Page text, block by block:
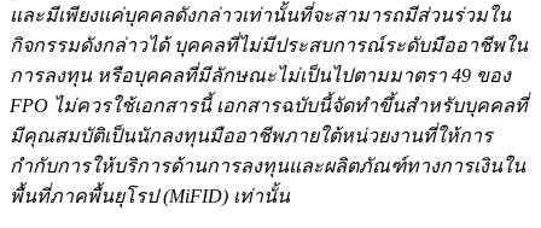
และมีเพียงแค่บุคคลดังกล่าวเท่านั้นที่จะสามารถมีส่วนร่วมใน
กิจกรรมดังกล่าวได้ บุคคลที่ไม่มีประสบการณ์ระดับมืออาชีพใน
การลงทุน หรือบุคคลที่มีลักษณะไม่เป็นไปตามมาตรา 49 ของ
FPO ไม่ควรใช้เอกสารนี้ เอกสารฉบับนี้จัดทำขึ้นสำหรับบุคคลที่
มีคุณสมบัติเป็นนักลงทุนมืออาชีพภายใต้หน่วยงานที่ให้การ
กำกับการให้บริการด้านการลงทุนและผลิตภัณฑ์ทางการเงินใน
พื้นที่ภาคพื้นยุโรป (MiFID) เท่านั้น